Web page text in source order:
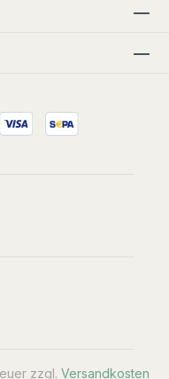
Milliliter
zzgl. Versandkosten